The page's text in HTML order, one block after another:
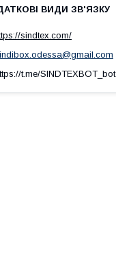
sindtex.com/
t.me/SINDTEXBOT_bot